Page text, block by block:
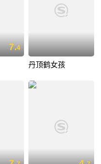
7.4
丹顶鹤女孩